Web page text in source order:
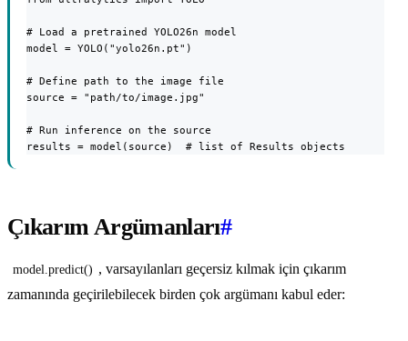
# Load a pretrained YOLO26n model
model = YOLO("yolo26n.pt")
# Define path to the image file
source = "path/to/image.jpg"
# Run inference on the source
results = model(source)  # list of Results objects
Çıkarım Argümanları#
model.predict() , varsayılanları geçersiz kılmak için çıkarım
zamanında geçirilebilecek birden çok argümanı kabul eder: